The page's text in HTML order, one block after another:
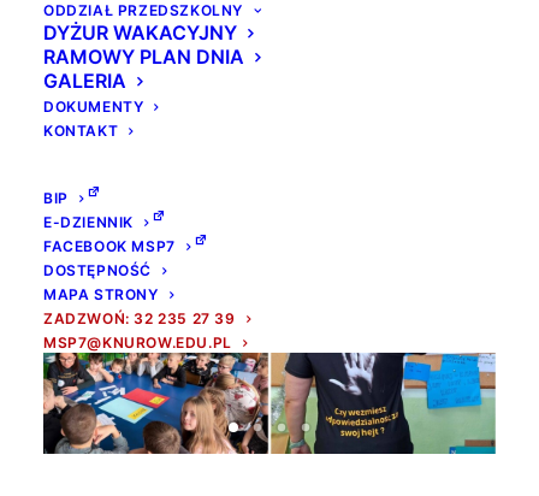
ODDZIAŁ PRZEDSZKOLNY
DYŻUR WAKACYJNY
RAMOWY PLAN DNIA
GALERIA
DOKUMENTY
KONTAKT
BIP
E-DZIENNIK
FACEBOOK MSP7
DOSTĘPNOŚĆ
MAPA STRONY
ZADZWOŃ: 32 235 27 39
MSP7@KNUROW.EDU.PL